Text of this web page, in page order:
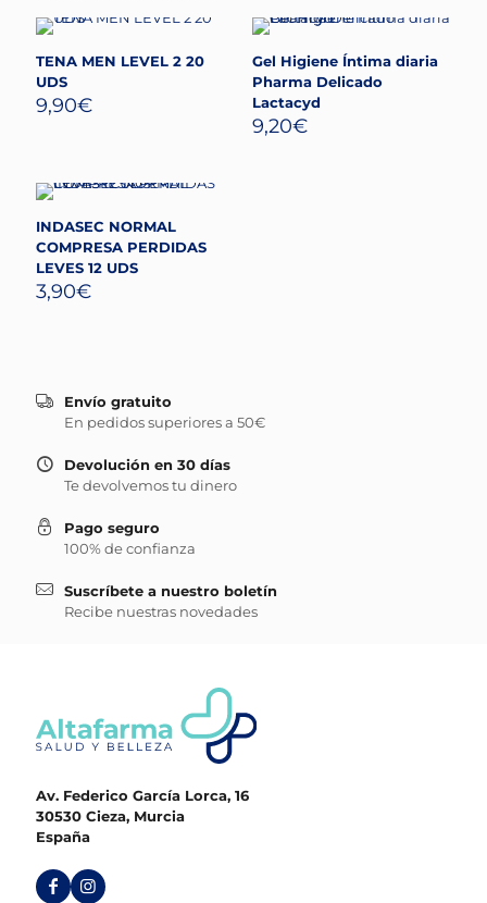
TENA MEN LEVEL 2 20
UDS
9,90€
Gel Higiene Íntima diaria
Pharma Delicado
Lactacyd
9,20€
INDASEC NORMAL
COMPRESA PERDIDAS
LEVES 12 UDS
3,90€
Envío gratuito
En pedidos superiores a 50€
Devolución en 30 días
Te devolvemos tu dinero
Pago seguro
100% de confianza
Suscríbete a nuestro boletín
Recibe nuestras novedades
Av. Federico García Lorca, 16
30530 Cieza, Murcia
España